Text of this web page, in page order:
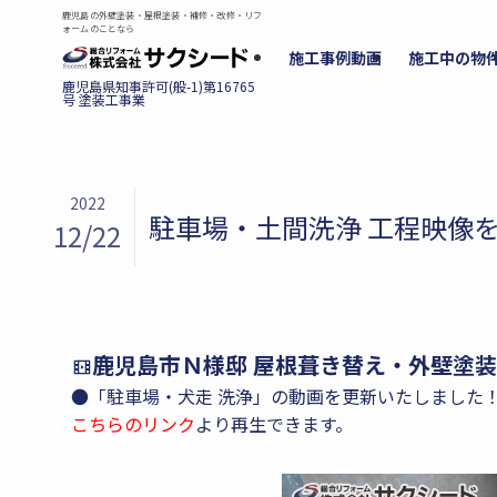
鹿児島の外壁塗装・屋根塗装・補修・改修・リフ
ォームのことなら
施工事例動画 施工中の物
駐車場・土間洗浄 工程映像
2022
12/22
鹿児島市Ｎ様邸 屋根葺き替え・外壁塗
●「駐車場・犬走 洗浄」の動画を更新いたしました
こちらのリンクより再生できます。